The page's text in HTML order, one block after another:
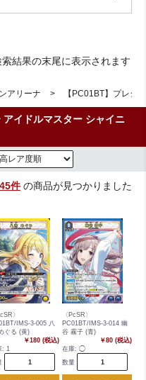
結果の末尾に表示されます
アリーナ 【PC01BT】プレシ
アイドルマスター シャイニ
45件の商品が見つかりました
〉
IMS-3-005 八
ぐる (黄)
￥180 (税込)
: 1
〈PcSR〉
PC01BT/IMS-3-014 幽
谷 霧子 (青)
￥80 (税込)
在庫: ◯
数量